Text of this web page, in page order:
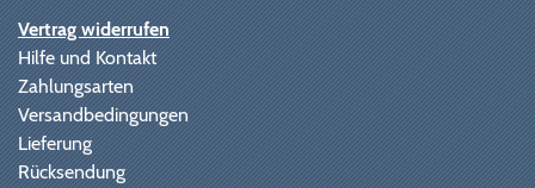
Vertrag widerrufen
Hilfe und Kontakt
Zahlungsarten
Versandbedingungen
Lieferung
Rücksendung